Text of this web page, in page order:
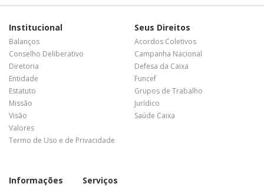
Institucional
Balanços
Conselho Deliberativo
Diretoria
Entidade
Estatuto
Missão
Visão
Valores
Termo de Uso e de Privacidade
Seus Direitos
Acordos Coletivos
Campanha Nacional
Defesa da Caixa
Funcef
Grupos de Trabalho
Jurídico
Saúde Caixa
Informações Serviços